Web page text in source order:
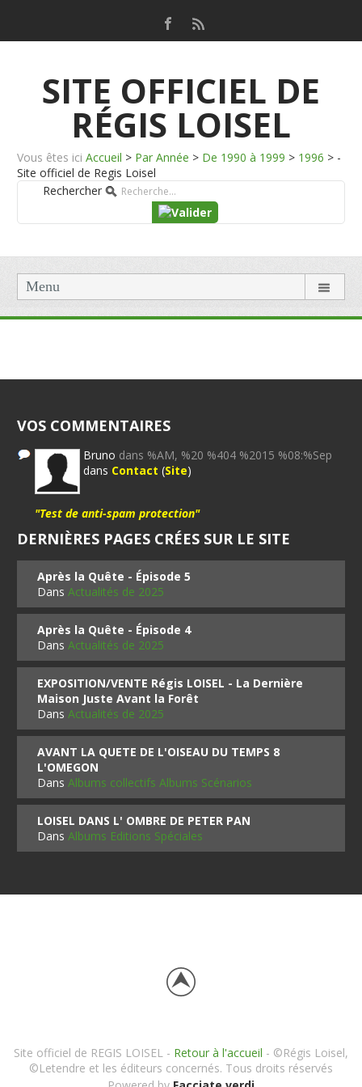
SITE OFFICIEL DE
RÉGIS LOISEL
Vous êtes ici Accueil > Par Année > De 1990 à 1999 > 1996 > -
Site officiel de Regis Loisel
Rechercher
Menu
VOS COMMENTAIRES
Bruno dans %AM, %20 %404 %2015 %08:%Sep
dans Contact (Site)
"Test de anti-spam protection"
DERNIÈRES PAGES CRÉES SUR LE SITE
Après la Quête - Épisode 5
DansActualités de 2025
Après la Quête - Épisode 4
DansActualités de 2025
EXPOSITION/VENTE Régis LOISEL - La Dernière
Maison Juste Avant la Forêt
DansActualités de 2025
AVANT LA QUETE DE L'OISEAU DU TEMPS 8
L'OMEGON
DansAlbums collectifs Albums Scénarios
LOISEL DANS L' OMBRE DE PETER PAN
DansAlbums Editions Spéciales
Site officiel de REGIS LOISEL - Retour à l'accueil - ©Régis Loisel,
©Letendre et les éditeurs concernés. Tous droits réservés